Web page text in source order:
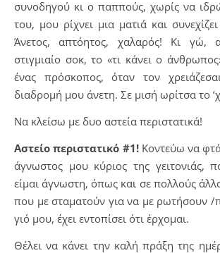
συνοδηγού κι ο παππούς, χωρίς να
του, μου ρίχνει μια ματιά και
Άνετος, απτόητος, χαλαρός! Κι γώ,
στιγμιαίο σοκ, το «τι κάνει ο
ένας πρόσκοπος, όταν τον
διαδρομή μου άνετη. Σε μισή ωρίτσα το
Να κλείσω με δυο αστεία περιστατικά!
Αστείο περιστατικό #1!Κοντεύω να
άγνωστος μου κύριος της γειτονιάς,
είμαι άγνωστη, όπως και σε πολλούς
που με σταματούν για να με ρωτήσουν /
γιό μου, έχει εντοπίσει ότι έρχομαι.
Θέλει να κάνει την καλή πράξη της